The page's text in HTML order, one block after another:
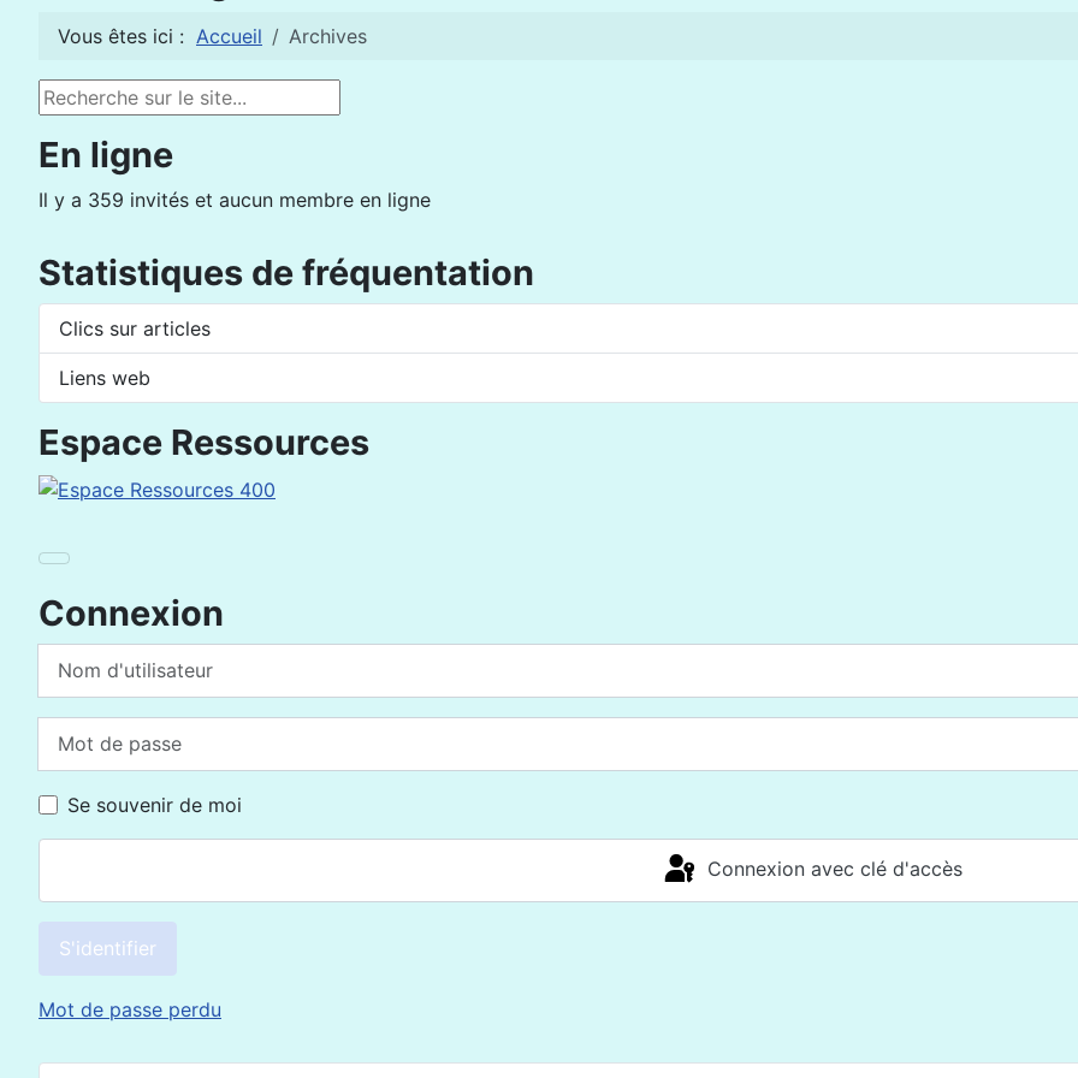
Espace Ressources
Connexion
Se souvenir de moi
Connexion avec clé d'accès
S'identifier
Mot de passe perdu
Vous êtes ici : Accueil Archives
Rechercher
En ligne
Il y a 359 invités et aucun membre en ligne
Statistiques de fréquentation
Clics sur articles
Liens web